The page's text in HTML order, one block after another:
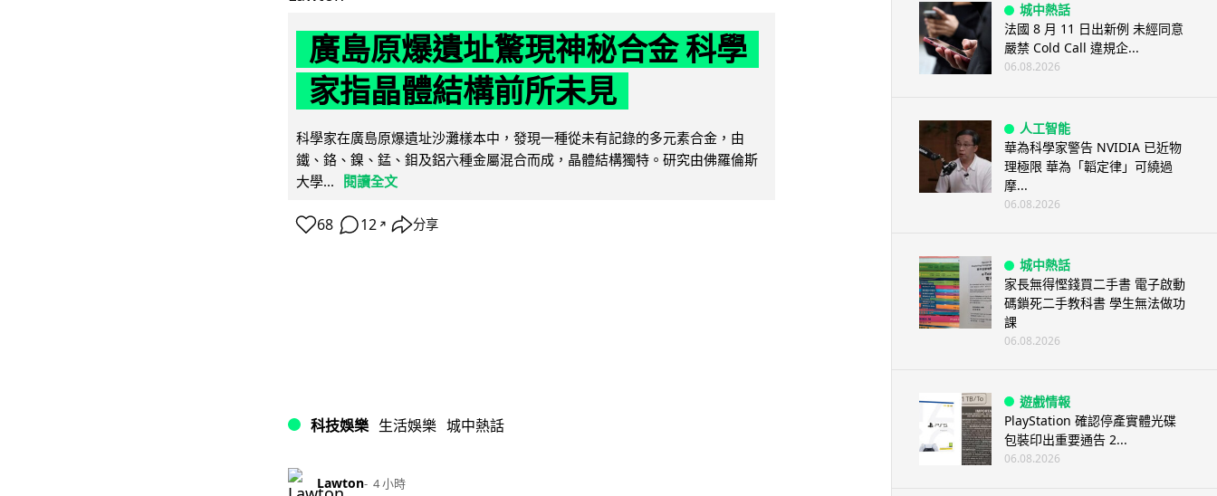
廣島原爆遺址驚現神秘合金 科學
家指晶體結構前所未見
科學家在廣島原爆遺址沙灘樣本中，發現一種從未有記錄的多元素合金，由
鐵、鉻、鎳、錳、鉬及鋁六種金屬混合而成，晶體結構獨特。研究由佛羅倫斯
大學... 閱讀全文
68 12 ↗ 分享
科技娛樂 生活娛樂 城中熱話
Lawton 4 小時
城中熱話
法國 8 月 11 日出新例 未經同意
嚴禁 Cold Call 違規企...
06.08.2026
人工智能
華為科學家警告 NVIDIA 已近物
理極限 華為「韜定律」可繞過
摩...
06.08.2026
城中熱話
家長無得慳錢買二手書 電子啟動
碼鎖死二手教科書 學生無法做功
課
06.08.2026
遊戲情報
PlayStation 確認停產實體光碟
包裝印出重要通告 2...
06.08.2026